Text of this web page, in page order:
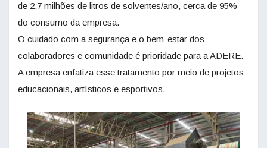
de 2,7 milhões de litros de solventes/ano, cerca de 95%
do consumo da empresa.
O cuidado com a segurança e o bem-estar dos
colaboradores e comunidade é prioridade para a ADERE.
A empresa enfatiza esse tratamento por meio de projetos
educacionais, artísticos e esportivos.